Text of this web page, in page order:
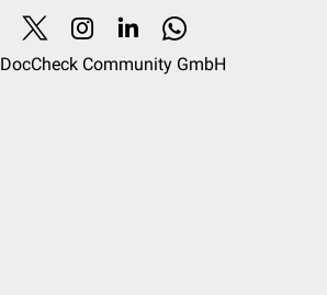
DocCheck Community GmbH